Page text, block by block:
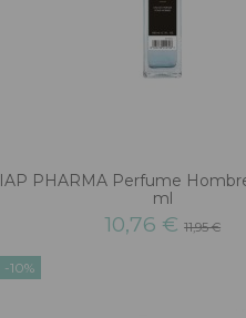
IAP PHARMA Perfume
ml
10,76 €11,95 €
-10%